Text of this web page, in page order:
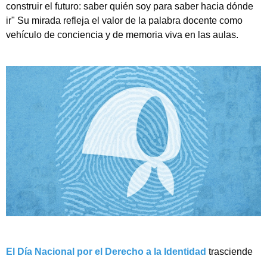
construir el futuro: saber quién soy para saber hacia dónde
ir" Su mirada refleja el valor de la palabra docente como
vehículo de conciencia y de memoria viva en las aulas.
El Día Nacional por el Derecho a la Identidad trasciende